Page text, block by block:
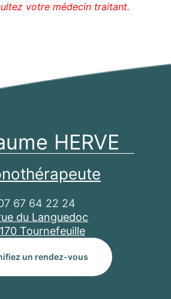
votre médecin traitant.
HERVE
67 64 22 24
du Languedoc
Tournefeuille
un rendez-vous